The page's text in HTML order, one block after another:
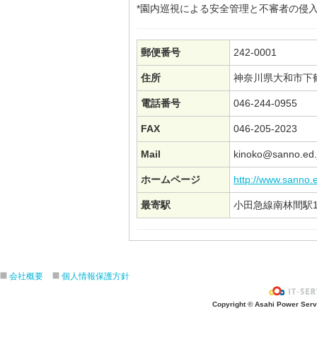
*園内巡視による安全管理と不審者の侵
郵便番号 242-0001
住所 神奈川県大和市下
電話番号 046-244-0955
FAX 046-205-2023
Mail
ホームページ http://
最寄駅 小田急線南林間駅
会社概要 個人情報保護方針
Copyright © Asahi Power